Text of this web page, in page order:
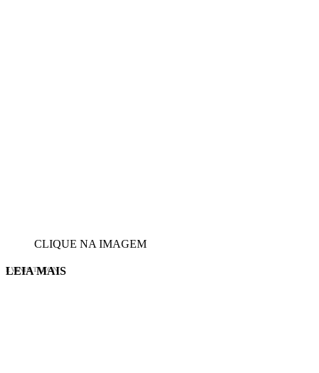
CLIQUE NA IMAGEM
EVINIS TALON
LEIA MAIS